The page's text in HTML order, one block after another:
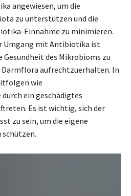
angewiesen, um die
zu unterstützen und die
Einnahme zu minimieren.
Umgang mit Antibiotika ist
Gesundheit des Mikrobioms zu
Darmflora aufrechtzuerhalten. In
wie
ein geschädigtes
Es ist wichtig, sich der
zu sein, um die eigene